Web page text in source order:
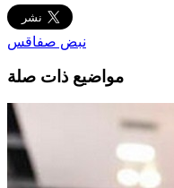
نبض صفاقس
مواضيع ذات صلة